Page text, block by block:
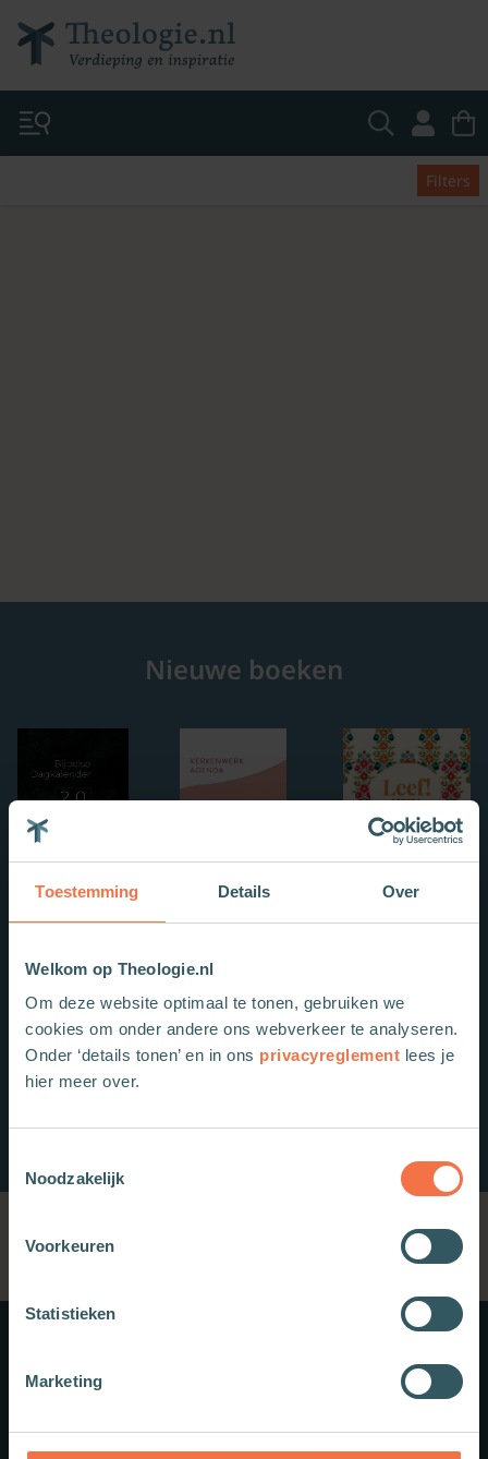
Toestemming Details Over
Welkom op Theologie.nl
Om deze website optimaal te tonen, gebruiken we
cookies om onder andere ons webverkeer te analyseren.
Onder ‘details tonen’ en in ons privacyreglement lees je
hier meer over.
Noodzakelijk
Voorkeuren
Statistieken
Marketing
Filters
Nieuwe boeken